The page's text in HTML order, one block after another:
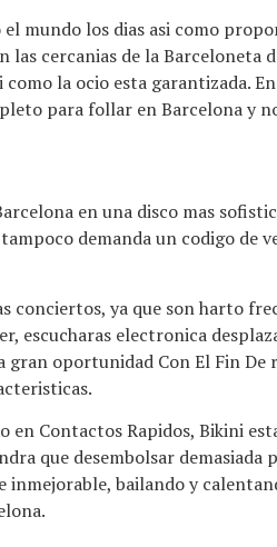
mundo los dias asi­ como
cercanias de la
la ocio esta garantizada.
para follar en Barcelona y
en una disco mas
demanda un codigo de
conciertos, ya que son harto
escucharas electronica
oportunidad Con El Fin
en Contactos Rapidos, Bikini
que desembolsar
inmejorable, bailando y